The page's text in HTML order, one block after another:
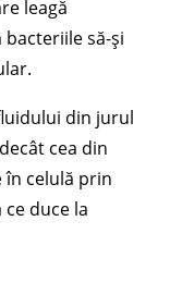
leagă
să-și
din jurul
cea din
celulă prin
duce la